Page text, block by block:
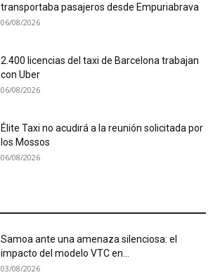
transportaba pasajeros desde Empuriabrava
06/08/2026
2.400 licencias del taxi de Barcelona trabajan
con Uber
06/08/2026
Élite Taxi no acudirá a la reunión solicitada por
los Mossos
06/08/2026
Samoa ante una amenaza silenciosa: el
impacto del modelo VTC en...
03/08/2026